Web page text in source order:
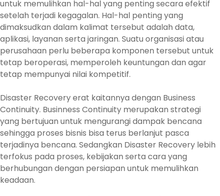
untuk memulihkan hal-hal yang penting secara efektif
setelah terjadi kegagalan. Hal-hal penting yang
dimaksudkan dalam kalimat tersebut adalah data,
aplikasi, layanan serta jaringan. Suatu organisasi atau
perusahaan perlu beberapa komponen tersebut untuk
tetap beroperasi, memperoleh keuntungan dan agar
tetap mempunyai nilai kompetitif.
Disaster Recovery erat kaitannya dengan Business
Continuity. Businness Continuity merupakan strategi
yang bertujuan untuk mengurangi dampak bencana
sehingga proses bisnis bisa terus berlanjut pasca
terjadinya bencana. Sedangkan Disaster Recovery lebih
terfokus pada proses, kebijakan serta cara yang
berhubungan dengan persiapan untuk memulihkan
keadaan.